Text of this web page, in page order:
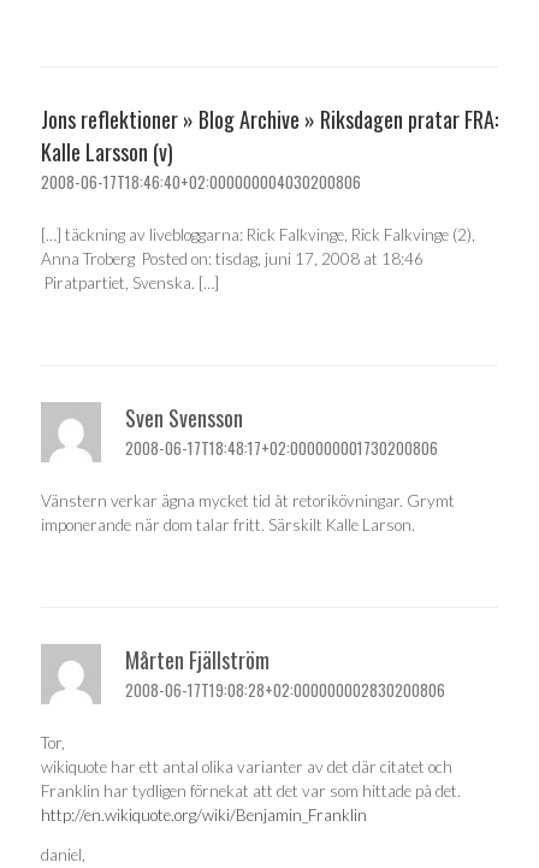
Jons reflektioner » Blog Archive » Riksdagen pratar FRA:
Kalle Larsson (v)
2008-06-17T18:46:40+02:000000004030200806
[…] täckning av livebloggarna: Rick Falkvinge, Rick Falkvinge (2),
Anna Troberg Posted on: tisdag, juni 17, 2008 at 18:46
Piratpartiet, Svenska. […]
Sven Svensson
2008-06-17T18:48:17+02:000000001730200806
Vänstern verkar ägna mycket tid åt retorikövningar. Grymt
imponerande när dom talar fritt. Särskilt Kalle Larson.
Mårten Fjällström
2008-06-17T19:08:28+02:000000002830200806
Tor,
wikiquote har ett antal olika varianter av det där citatet och
Franklin har tydligen förnekat att det var som hittade på det.
http://en.wikiquote.org/wiki/Benjamin_Franklin
daniel,